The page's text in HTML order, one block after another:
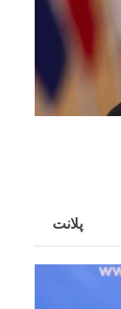
پلانت